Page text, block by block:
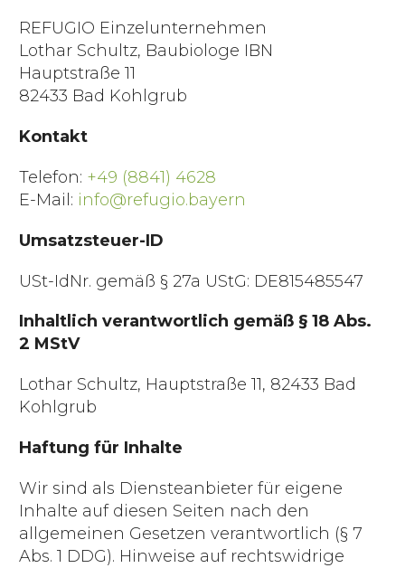
REFUGIO Einzelunternehmen
Lothar Schultz, Baubiologe IBN
Hauptstraße 11
82433 Bad Kohlgrub
Kontakt
Telefon: +49 (8841) 4628
E-Mail: info@refugio.bayern
Umsatzsteuer-ID
USt-IdNr. gemäß § 27a UStG: DE815485547
Inhaltlich verantwortlich gemäß § 18 Abs.
2 MStV
Lothar Schultz, Hauptstraße 11, 82433 Bad
Kohlgrub
Haftung für Inhalte
Wir sind als Diensteanbieter für eigene
Inhalte auf diesen Seiten nach den
allgemeinen Gesetzen verantwortlich (§ 7
Abs. 1 DDG). Hinweise auf rechtswidrige